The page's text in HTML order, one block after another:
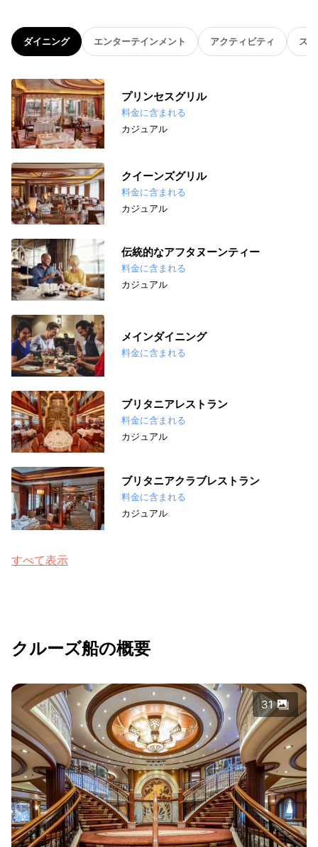
ダイニング エンターテインメント アクティビティ ス
プリンセスグリル
料金に含まれる
カジュアル
クイーンズグリル
料金に含まれる
カジュアル
伝統的なアフタヌーンティー
料金に含まれる
カジュアル
メインダイニング
料金に含まれる
ブリタニアレストラン
料金に含まれる
カジュアル
ブリタニアクラブレストラン
料金に含まれる
カジュアル
すべて表示
クルーズ船の概要
31